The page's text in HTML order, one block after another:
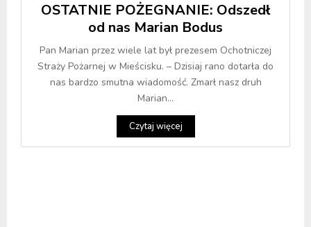
OSTATNIE POŻEGNANIE: Odszedł
od nas Marian Bodus
Pan Marian przez wiele lat był prezesem Ochotniczej
Straży Pożarnej w Mieścisku. – Dzisiaj rano dotarła do
nas bardzo smutna wiadomość. Zmarł nasz druh
Marian...
Czytaj więcej